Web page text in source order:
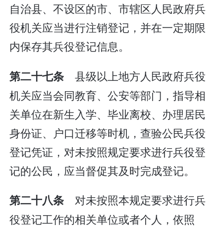
自治县、不设区的市、市辖区人民政府兵
役机关应当进行注销登记，并在一定期限
内保存其兵役登记信息。
第二十七条县级以上地方人民政府兵役
机关应当会同教育、公安等部门，指导相
关单位在新生入学、毕业离校、办理居民
身份证、户口迁移等时机，查验公民兵役
登记凭证，对未按照规定要求进行兵役登
记的公民，应当督促其及时完成登记。
第二十八条对未按照本规定要求进行兵
役登记工作的相关单位或者个人，依照